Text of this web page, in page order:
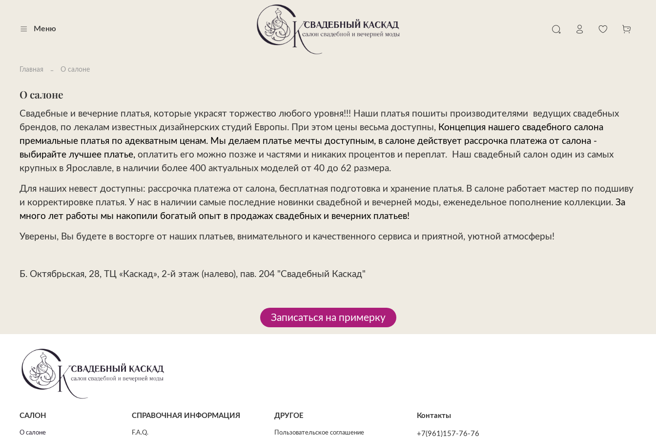
Меню
Главная О салоне
О салоне
Свадебные и вечерние платья, которые украсят торжество любого уровня!!! Наши платья пошиты производителями
ведущих свадебных
брендов, по лекалам известных дизайнерских студий Европы. При этом цены весьма доступны, Концепция нашего свадебного салона
премиальные платья по адекватным ценам. Мы делаем платье мечты доступным, в салоне действует рассрочка платежа от салона -
выбирайте лучшее платье, оплатить его можно позже и частями и никаких процентов и переплат.
Наш свадебный салон один из самых
крупных в Ярославле, в наличии более 400 актуальных моделей от 40 до 62 размера.
Для наших невест доступны: рассрочка платежа от салона, бесплатная подготовка и хранение платья. В салоне работает мастер по подшиву
и корректировке платья. У нас в наличии самые последние новинки свадебной и вечерней моды, еженедельное пополнение коллекции. За
много лет работы мы накопили богатый опыт в продажах свадебных и вечерних платьев!
Уверены, Вы будете в восторге от наших платьев, внимательного и качественного сервиса и приятной, уютной атмосферы!
Б. Октябрьская, 28, ТЦ «Каскад», 2-й этаж (налево), пав. 204 "Свадебный Каскад"
Записаться на примерку
САЛОН
О салоне
СПРАВОЧНАЯ ИНФОРМАЦИЯ
F.A.Q.
ДРУГОЕ
Пользовательское соглашение
Контакты
+7(961)157-76-76